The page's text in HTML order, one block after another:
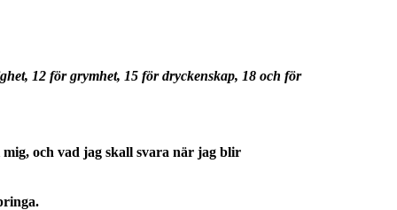
12 för grymhet, 15 för dryckenskap, 18 och för
och vad jag skall svara när jag blir